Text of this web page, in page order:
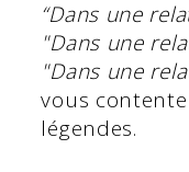
“Dans une
"Dans une
"Dans une
vous
légendes.